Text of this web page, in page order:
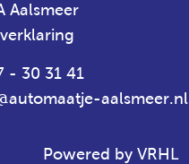
Aalsmeer
- 30 31 41
aalsmeer.nl
Powered by VRHL